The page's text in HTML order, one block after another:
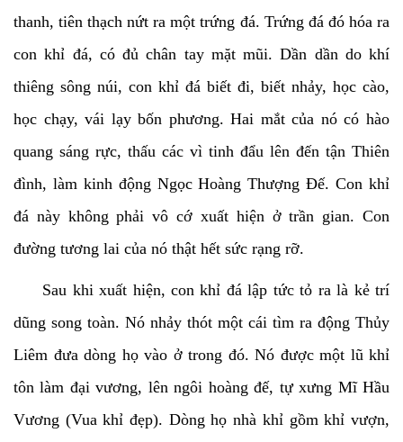
thanh, tiên thạch nứt ra một trứng đá. Trứng đá đó hóa ra
con khỉ đá, có đủ chân tay mặt mũi. Dần dần do khí
thiêng sông núi, con khỉ đá biết đi, biết nhảy, học cào,
học chạy, vái lạy bốn phương. Hai mắt của nó có hào
quang sáng rực, thấu các vì tinh đẩu lên đến tận Thiên
đình, làm kinh động Ngọc Hoàng Thượng Đế. Con khỉ
đá này không phải vô cớ xuất hiện ở trần gian. Con
đường tương lai của nó thật hết sức rạng rỡ.
Sau khi xuất hiện, con khỉ đá lập tức tỏ ra là kẻ trí
dũng song toàn. Nó nhảy thót một cái tìm ra động Thủy
Liêm đưa dòng họ vào ở trong đó. Nó được một lũ khỉ
tôn làm đại vương, lên ngôi hoàng đế, tự xưng Mĩ Hầu
Vương (Vua khỉ đẹp). Dòng họ nhà khỉ gồm khỉ vượn,